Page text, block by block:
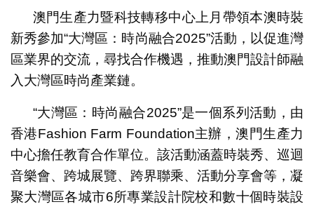
澳門生產力暨科技轉移中心上月帶領本澳時裝
新秀參加“大灣區：時尚融合2025”活動，以促進灣
區業界的交流，尋找合作機遇，推動澳門設計師融
入大灣區時尚產業鏈。
“大灣區：時尚融合2025”是一個系列活動，由
香港Fashion Farm Foundation主辦，澳門生產力
中心擔任教育合作單位。該活動涵蓋時裝秀、巡迴
音樂會、跨城展覽、跨界聯乘、活動分享會等，凝
聚大灣區各城市6所專業設計院校和數十個時裝設